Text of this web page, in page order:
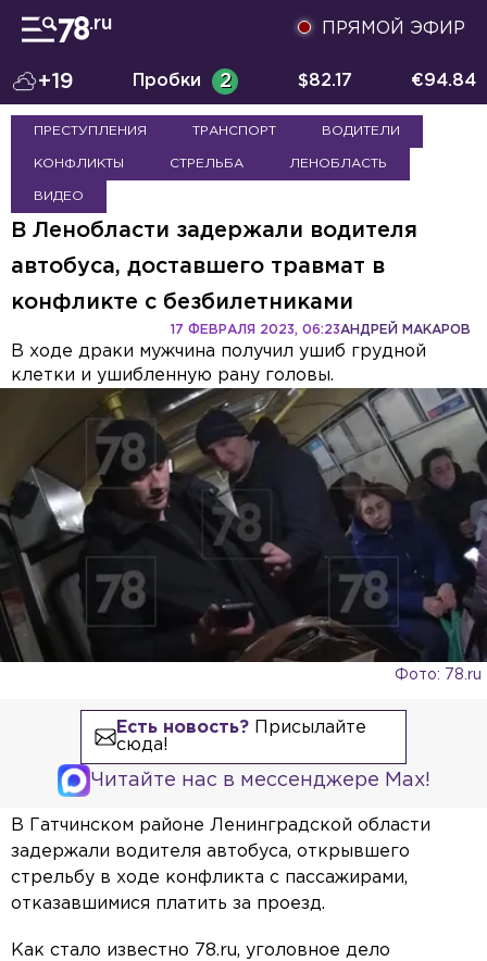
ПРЯМОЙ ЭФИР
+19 Пробки 2 $82.17 €94.84
ПРЕСТУПЛЕНИЯ ТРАНСПОРТ ВОДИТЕЛИ
КОНФЛИКТЫ СТРЕЛЬБА ЛЕНОБЛАСТЬ
ВИДЕО
В Ленобласти задержали водителя
автобуса, доставшего травмат в
конфликте с безбилетниками
АНДРЕЙ МАКАРОВ
17 ФЕВРАЛЯ 2023, 06:23
В ходе драки мужчина получил ушиб грудной
клетки и ушибленную рану головы.
Фото: 78.ru
Есть новость?Присылайте
сюда!
Читайте нас в мессенджере Max!
В Гатчинском районе Ленинградской области
задержали водителя автобуса, открывшего
стрельбу в ходе конфликта с пассажирами,
отказавшимися платить за проезд.
Как стало известно 78.ru, уголовное дело